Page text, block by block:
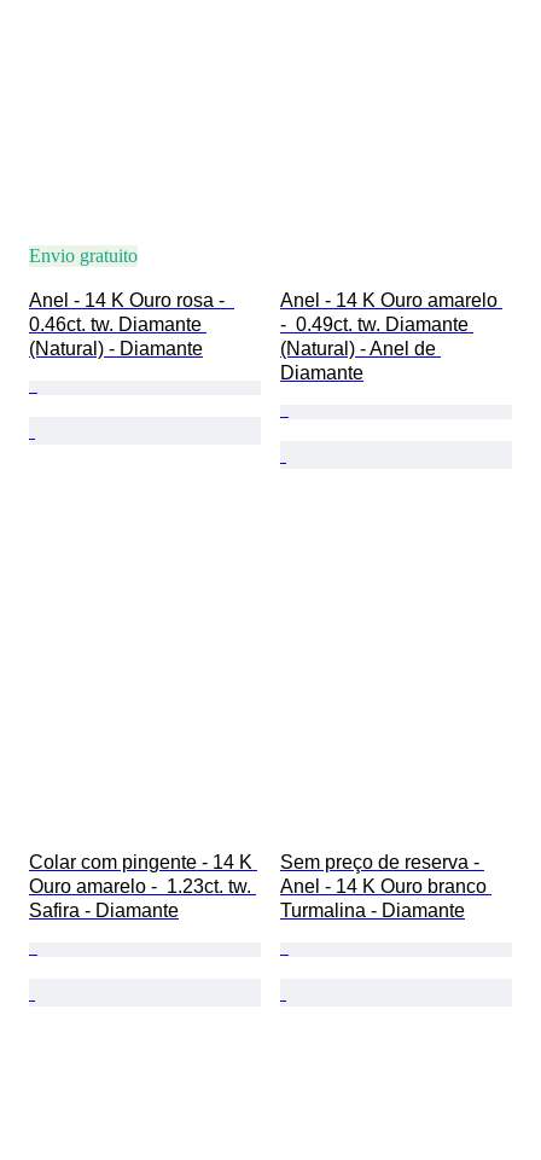
Envio gratuito
Anel - 14 K Ouro rosa -
0.46ct. tw. Diamante
(Natural) - Diamante
Anel - 14 K Ouro amarelo
-  0.49ct. tw. Diamante
(Natural) - Anel de
Diamante
Colar com pingente - 14 K
Ouro amarelo -  1.23ct. tw.
Safira - Diamante
Sem preço de reserva -
Anel - 14 K Ouro branco
Turmalina - Diamante